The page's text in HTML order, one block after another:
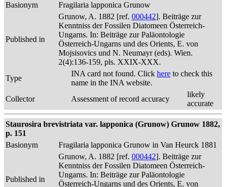
Basionym
Fragilaria lapponica Grunow
Published in
Grunow, A. 1882 [ref. 000442]. Beiträge zur
Kenntniss der Fossilen Diatomeen Österreich-
Ungarns. In: Beiträge zur Paläontologie
Österreich-Ungarns und des Orients, E. von
Mojsisovics und N. Neumayr (eds). Wien.
2(4):136-159, pls. XXIX-XXX.
Type
INA card not found. Click here to check this
name in the INA website.
Collector
Assessment of record accuracy
likely
accurate
Staurosira brevistriata var. lapponica (Grunow) Grunow 1882,
p. 151
Basionym
Fragilaria lapponica Grunow in Van Heurck 1881
Published in
Grunow, A. 1882 [ref. 000442]. Beiträge zur
Kenntniss der Fossilen Diatomeen Österreich-
Ungarns. In: Beiträge zur Paläontologie
Österreich-Ungarns und des Orients, E. von